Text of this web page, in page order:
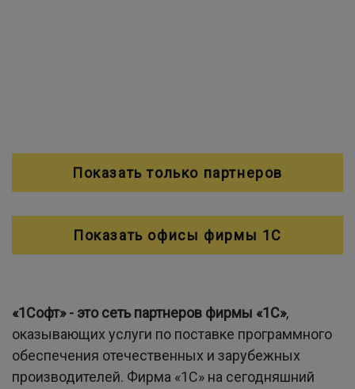
Показать только партнеров
Показать офисы фирмы 1С
«1Софт» - это сеть партнеров фирмы «1C»,
оказывающих услуги по поставке программного
обеспечения отечественных и зарубежных
производителей. Фирма «1C» на сегодняшний